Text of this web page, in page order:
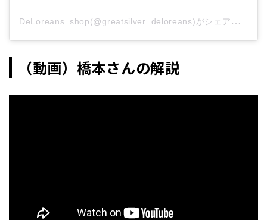
D
eLoreans_shop(@greatsilver_deloreans)がシェアした投稿
（動画）橋本さんの解説